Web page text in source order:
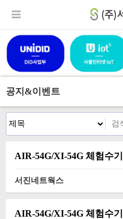
공지&이벤트
AIR-54G/XI-54G 체험수
서진네트웍스
AIR-54G/XI-54G 체험수